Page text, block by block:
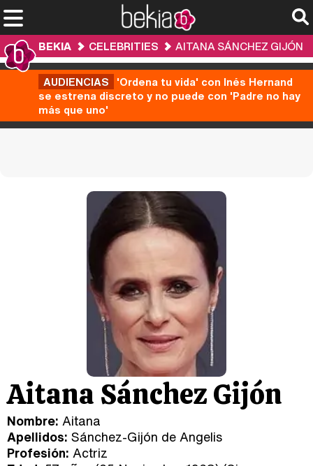
BEKIA CELEBRITIES AITANA SÁNCHEZ GIJÓN
AUDIENCIAS 'Ordena tu vida' con Inés Hernand
se estrena discreto y no puede con 'Padre no hay
más que uno'
Aitana Sánchez Gijón
Nombre: Aitana
Apellidos: Sánchez-Gijón de Angelis
Profesión: Actriz